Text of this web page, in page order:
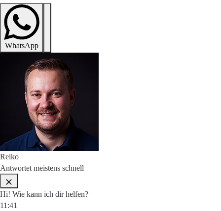
WhatsApp
Reiko
Antwortet meistens schnell
Hi! Wie kann ich dir helfen?
11:41